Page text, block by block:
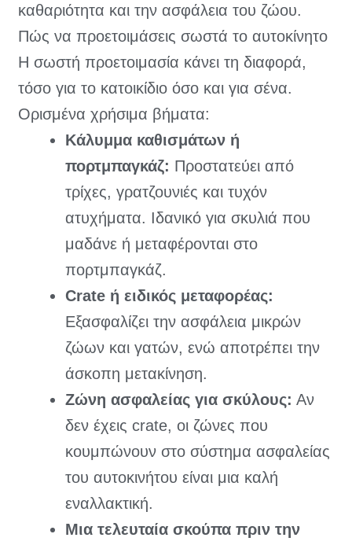
καθαριότητα και την ασφάλεια του ζώου.
Πώς να προετοιμάσεις σωστά το αυτοκίνητο
Η σωστή προετοιμασία κάνει τη διαφορά,
τόσο για το κατοικίδιο όσο και για σένα.
Ορισμένα χρήσιμα βήματα:
Κάλυμμα καθισμάτων ή
πορτμπαγκάζ: Προστατεύει από
τρίχες, γρατζουνιές και τυχόν
ατυχήματα. Ιδανικό για σκυλιά που
μαδάνε ή μεταφέρονται στο
πορτμπαγκάζ.
Crate ή ειδικός μεταφορέας:
Εξασφαλίζει την ασφάλεια μικρών
ζώων και γατών, ενώ αποτρέπει την
άσκοπη μετακίνηση.
Ζώνη ασφαλείας για σκύλους: Αν
δεν έχεις crate, οι ζώνες που
κουμπώνουν στο σύστημα ασφαλείας
του αυτοκινήτου είναι μια καλή
εναλλακτική.
Μια τελευταία σκούπα πριν την